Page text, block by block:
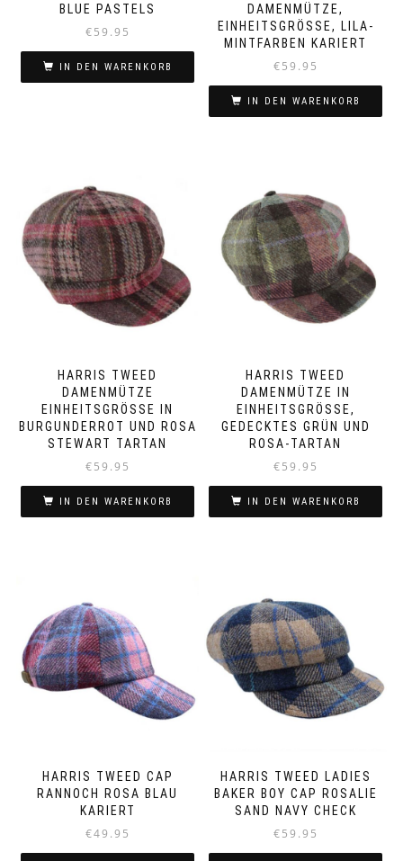
BLUE PASTELS
€59.95
IN DEN WARENKORB
DAMENMÜTZE,
EINHEITSGRÖSSE, LILA-M
INTFARBEN KARIERT
€59.95
IN DEN WARENKORB
HARRIS TWEED
DAMENMÜTZE
EINHEITSGRÖSSE IN B
URGUNDERROT UND ROSA S
TEWART TARTAN
€59.95
IN DEN WARENKORB
HARRIS TWEED
DAMENMÜTZE IN
EINHEITSGRÖSSE, G
EDECKTES GRÜN UND R
OSA-TARTAN
€59.95
IN DEN WARENKORB
HARRIS TWEED CAP
RANNOCH ROSA BLAU
KARIERT
€49.95
HARRIS TWEED LADIES
BAKER BOY CAP ROSALIE
SAND NAVY CHECK
€59.95